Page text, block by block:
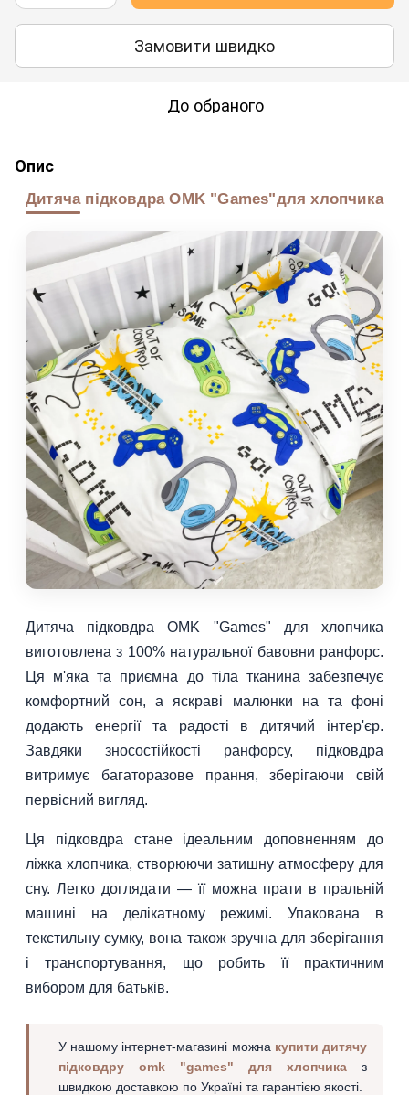
Замовити швидко
До обраного
Опис
Дитяча підковдра OMK "Games"для хлопчика
Дитяча підковдра OMK "Games" для хлопчика
виготовлена з 100% натуральної бавовни ранфорс.
Ця м'яка та приємна до тіла тканина забезпечує
комфортний сон, а яскраві малюнки на та фоні
додають енергії та радості в дитячий інтер'єр.
Завдяки зносостійкості ранфорсу, підковдра
витримує багаторазове прання, зберігаючи свій
первісний вигляд.
Ця підковдра стане ідеальним доповненням до
ліжка хлопчика, створюючи затишну атмосферу для
сну. Легко доглядати — її можна прати в пральній
машині на делікатному режимі. Упакована в
текстильну сумку, вона також зручна для зберігання
і транспортування, що робить її практичним
вибором для батьків.
У нашому інтернет-магазині можна купити дитячу
підковдру omk "games" для хлопчика з
швидкою доставкою по Україні та гарантією якості.